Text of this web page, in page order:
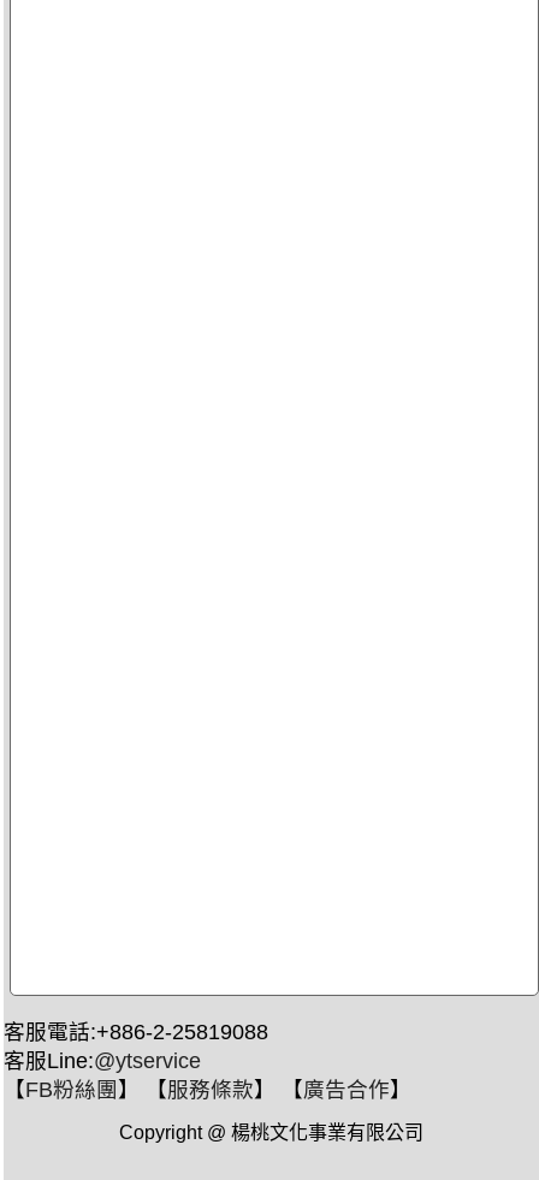
客服電話:+886-2-25819088
客服Line:@ytservice
【FB粉絲團 】 【服務條款】 【廣告合作】
Copyright @ 楊桃文化事業有限公司